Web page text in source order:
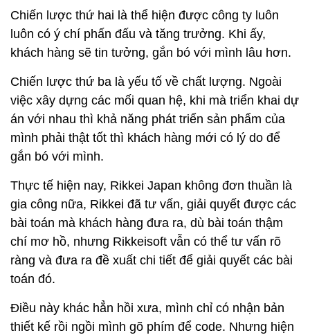
Chiến lược thứ hai là thể hiện được công ty luôn
luôn có ý chí phấn đấu và tăng trưởng. Khi ấy,
khách hàng sẽ tin tưởng, gắn bó với mình lâu hơn.
Chiến lược thứ ba là yếu tố về chất lượng. Ngoài
việc xây dựng các mối quan hệ, khi mà triển khai dự
án với nhau thì khả năng phát triển sản phẩm của
mình phải thật tốt thì khách hàng mới có lý do để
gắn bó với mình.
Thực tế hiện nay, Rikkei Japan không đơn thuần là
gia công nữa, Rikkei đã tư vấn, giải quyết được các
bài toán mà khách hàng đưa ra, dù bài toán thậm
chí mơ hồ, nhưng Rikkeisoft vẫn có thể tư vấn rõ
ràng và đưa ra đề xuất chi tiết để giải quyết các bài
toán đó.
Điều này khác hẳn hồi xưa, mình chỉ có nhận bản
thiết kế rồi ngồi mình gõ phím để code. Nhưng hiện